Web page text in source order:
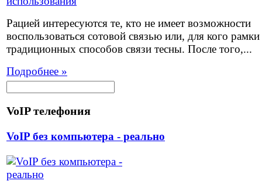
Рацией интересуются те, кто не имеет возможности
воспользоваться сотовой связью или, для кого рамки
традиционных способов связи тесны. После того,...
Подробнее »
VoIP телефония
VoIP без компьютера - реально